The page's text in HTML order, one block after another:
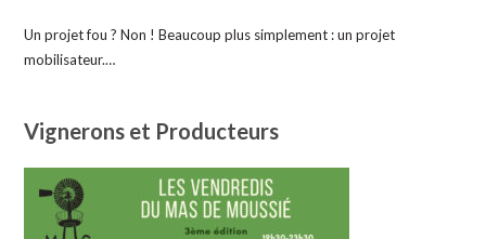
Un projet fou ? Non ! Beaucoup plus simplement : un projet
mobilisateur.…
Vignerons et Producteurs